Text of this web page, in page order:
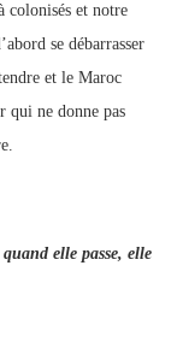
colonisés et notre
se débarrasser
et le Maroc
qui ne donne pas
elle passe, elle